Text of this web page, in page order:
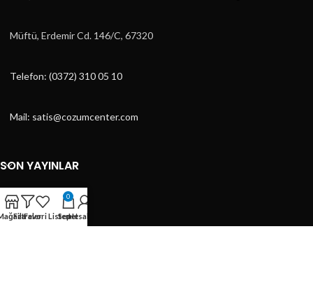
Müftü, Erdemir Cd. 146/C, 67320
Telefon: (0372) 310 05 10
Mail: satis@cozumcenter.com
SON YAYINLAR
KATEGORILER
KATEGORILER
Filtreler
Favori Listem
0
SepetHesabım